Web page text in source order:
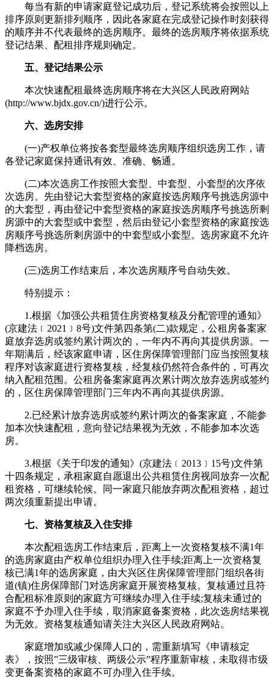
每当有新的申请家庭登记成功后，登记系统将会按照以上
排序原则更新排列顺序，因此各家庭在完成登记操作时刻获得
的顺序并不代表最终的选房顺序。最终的选房顺序将依据系统
登记结果、配租排序规则确定。
五、登记结果公示
本次快速配租最终选房顺序将在大兴区人民政府网站
(http://www.bjdx.gov.cn/)进行公示。
六、选房安排
(一)产权单位将按各套型最终选房顺序组织选房工作，请
各登记家庭保持通讯有效、准确、畅通。
(二)本次选房工作按照大套型、中套型、小套型的次序依
次选房。先由登记大套型资格的家庭按选房顺序号挑选房源中
的大套型，再由登记中套型资格的家庭按选房顺序号挑选所剩
房源中的大套型或中套型，然后由登记小套型资格的家庭按选
房顺序号挑选所剩房源中的中套型或小套型。选房家庭不允许
降档选房。
(三)选房工作结束后，本次选房顺序号自动失效。
特别提示：
1.根据《加强公共租赁住房资格复核及分配管理的通知》
(京建法﹝2021﹞8号)文件第四条第(二)款规定，公租房备案家
庭放弃选房或签约累计两次的，一年内不再向其提供房源。一
年期满后，经该家庭申请，区住房保障管理部门应当按照复核
程序对该家庭进行资格复核，经复核仍然符合条件的，可再次
纳入配租范围。公租房备案家庭再次累计两次放弃选房或签约
的，区住房保障管理部门三年内不再向其提供房源。
2.已经累计放弃选房或签约累计两次的备案家庭，不能参
加本次快速配租，意向登记结果视为无效，不能参加本次选
房。
3.根据《关于印发的通知》(京建法﹝2013﹞15号)文件第
十四条规定，承租家庭自愿退出公共租赁住房视同放弃一次配
租资格，可继续轮候。同一家庭只能放弃两次配租资格，超过
两次须重新提出申请。
七、资格复核及入住安排
本次配租选房工作结束后，距离上一次资格复核不满1年
的选房家庭由产权单位组织办理入住手续;距离上一次资格复
核已满1年的选房家庭，由大兴区住房保障管理部门组织各街
道(镇)住房保障部门对选房家庭开展资格复核。复核通过且符
合配租标准原则的家庭方可继续办理入住手续;复核未通过的
家庭不予办理入住手续，取消家庭备案资格，此次选房结果视
为无效。资格复核通知请关注大兴区人民政府网站。
家庭增加或减少保障人口的，需重新填写《申请核定
表》，按照”三级审核、两级公示”程序重新审核，未取得市级
变更备案资格的家庭不可办理入住手续。